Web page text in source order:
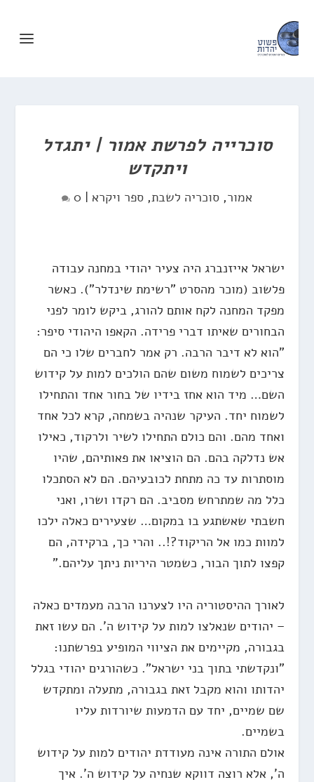
סוכרייה לפרשת אמור | יתגדל
ויתקדש
אמור, סוכריה לשבת, ספר ויקרא |
0
ישראל אייזנברג היה צעיר יהודי במחנה עבודה
פלשוב (מוכר מהסרט "רשימת שינדלר"). כאשר
מפקד המחנה לקח אותם להורג, ביקש לומר לפני
הבחורים שאיתו דברי פרידה. הקאפו היהודי סיפר:
"הוא לא דיבר הרבה. רק אמר לחברים שלו כי הם
צריכים לשמוח משום שהם הולכים למות על קידוש
השם… מיד הוא אחז בידיו של בחור אחד והתחילו
לשמוח יחד. העיקר שנהיה בשמחה, קרא לכל אחד
ואחד מהם. והם כולם התחילו לשיר ולרקוד, כאילו
אש נדלקה בהם. הם הוציאו את פאותיהם, שהיו
מוסתרות עד כה מתחת לכובעיהם. הם לא הסתכלו
כלל מה שמתרחש מסביב. הם רקדו ושרו, ואני
חשבתי שאשתגע בו במקום… שצעירים כאלה ילכו
למוות כמו אל הריקוד?!.. והרי כך, ברקידה, הם
קפצו לתוך הבור, כשמטר היריות ניתך עליהם."
לאורך ההיסטוריה היו לצערנו הרבה מעמדים כאלה
– יהודים שנאלצו למות על קידוש ה'. הם עשו זאת
בגבורה, מקיימים את הציווי המופיע בפרשתנו:
"ונקדשתי בתוך בני ישראל". כשהורגים יהודי בגלל
יהדותו והוא מקבל זאת בגבורה, מתעלה ומתקדש
שם שמיים, יחד עם הדמעות שיורדות עליו
בשמיים.
אולם התורה אינה מעודדת יהודים למות על קידוש
ה', אלא רוצה דווקא שנחיה על קידוש ה'. איך